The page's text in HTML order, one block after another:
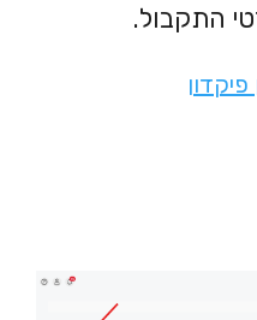
התקבול.